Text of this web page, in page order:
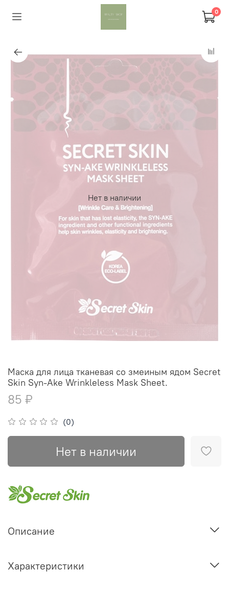
0
Нет в наличии
(0)
Маска для лица тканевая со змеиным ядом Secret
Skin Syn-Ake Wrinkleless Mask Sheet.
85 ₽
Нет в наличии
Описание
Характеристики